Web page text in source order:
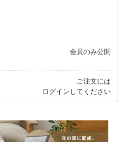
会員のみ公開
ご注文には
ログイン してください